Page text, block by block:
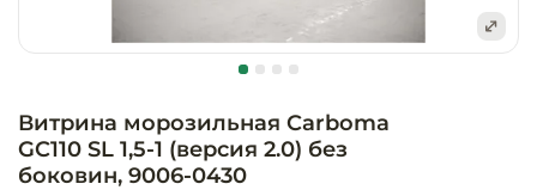
Ритейл (non
Витрина морозильная Carboma
GC110 SL 1,5-1 (версия 2.0) без
боковин, 9006-0430